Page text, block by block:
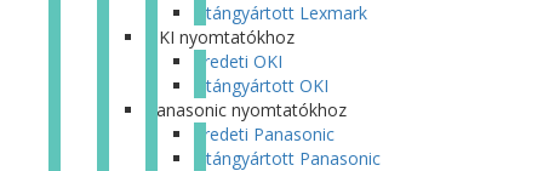
Utángyártott Lexmark
OKI nyomtatókhoz
Eredeti OKI
Utángyártott OKI
Panasonic nyomtatókhoz
Eredeti Panasonic
Utángyártott Panasonic